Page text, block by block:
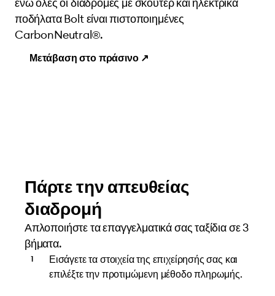
ποδήλατα Bolt είναι πιστοποιημένες
CarbonNeutral®.
Μετάβαση στο πράσινο ↗️
Πάρτε την απευθείας
διαδρομή
Απλοποιήστε τα επαγγελματικά σας ταξίδια σε 3
βήματα.
Εισάγετε τα στοιχεία της επιχείρησής σας και
επιλέξτε την προτιμώμενη μέθοδο πληρωμής.